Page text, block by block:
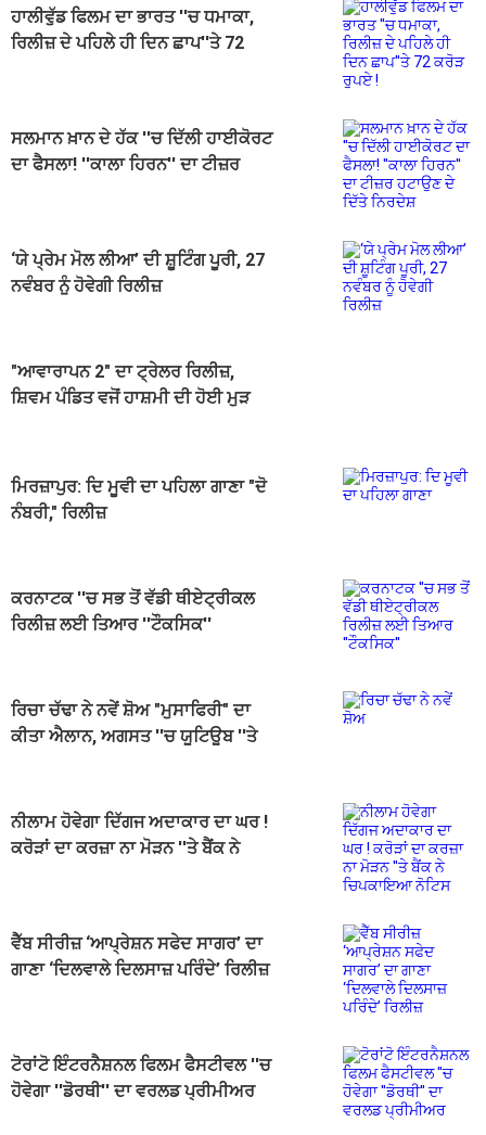
ਹਾਲੀਵੁੱਡ ਫਿਲਮ ਦਾ ਭਾਰਤ ''ਚ ਧਮਾਕਾ,
ਰਿਲੀਜ਼ ਦੇ ਪਹਿਲੇ ਹੀ ਦਿਨ ਛਾਪ''ਤੇ 72
ਸਲਮਾਨ ਖ਼ਾਨ ਦੇ ਹੱਕ ''ਚ ਦਿੱਲੀ ਹਾਈਕੋਰਟ
ਦਾ ਫੈਸਲਾ! ''ਕਾਲਾ ਹਿਰਨ'' ਦਾ ਟੀਜ਼ਰ
‘ਯੇ ਪ੍ਰੇਮ ਮੋਲ ਲੀਆ’ ਦੀ ਸ਼ੂਟਿੰਗ ਪੂਰੀ, 27
ਨਵੰਬਰ ਨੂੰ ਹੋਵੇਗੀ ਰਿਲੀਜ਼
"ਆਵਾਰਾਪਨ 2" ਦਾ ਟ੍ਰੇਲਰ ਰਿਲੀਜ਼,
ਸ਼ਿਵਮ ਪੰਡਿਤ ਵਜੋਂ ਹਾਸ਼ਮੀ ਦੀ ਹੋਈ ਮੁੜ
ਮਿਰਜ਼ਾਪੁਰ: ਦਿ ਮੂਵੀ ਦਾ ਪਹਿਲਾ ਗਾਣਾ "ਦੋ
ਨੰਬਰੀ," ਰਿਲੀਜ਼
ਕਰਨਾਟਕ ''ਚ ਸਭ ਤੋਂ ਵੱਡੀ ਥੀਏਟ੍ਰੀਕਲ
ਰਿਲੀਜ਼ ਲਈ ਤਿਆਰ ''ਟੌਕਸਿਕ''
ਰਿਚਾ ਚੱਢਾ ਨੇ ਨਵੇਂ ਸ਼ੋਅ "ਮੁਸਾਫਿਰੀ" ਦਾ
ਕੀਤਾ ਐਲਾਨ, ਅਗਸਤ ''ਚ ਯੂਟਿਊਬ ''ਤੇ
ਨੀਲਾਮ ਹੋਵੇਗਾ ਦਿੱਗਜ ਅਦਾਕਾਰ ਦਾ ਘਰ !
ਕਰੋੜਾਂ ਦਾ ਕਰਜ਼ਾ ਨਾ ਮੋੜਨ ''ਤੇ ਬੈਂਕ ਨੇ
ਵੈੱਬ ਸੀਰੀਜ਼ ‘ਆਪ੍ਰੇਸ਼ਨ ਸਫੇਦ ਸਾਗਰ’ ਦਾ
ਗਾਣਾ ‘ਦਿਲਵਾਲੇ ਦਿਲਸਾਜ਼ ਪਰਿੰਦੇ’ ਰਿਲੀਜ਼
ਟੋਰਾਂਟੋ ਇੰਟਰਨੈਸ਼ਨਲ ਫਿਲਮ ਫੈਸਟੀਵਲ ''ਚ
ਹੋਵੇਗਾ ''ਡੋਰਥੀ'' ਦਾ ਵਰਲਡ ਪ੍ਰੀਮੀਅਰ